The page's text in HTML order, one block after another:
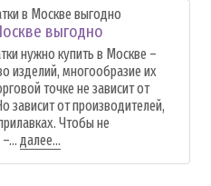
выгодно
нужно купить в Москве –
изделий, многообразие их
точке не зависит от
зависит от производителей,
Чтобы не
далее...